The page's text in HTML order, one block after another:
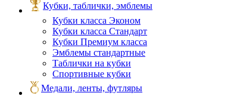
Кубки, таблички, эмблемы
Кубки класса Эконом
Кубки класса Стандарт
Кубки Премиум класса
Эмблемы стандартные
Таблички на кубки
Спортивные кубки
Медали, ленты, футляры